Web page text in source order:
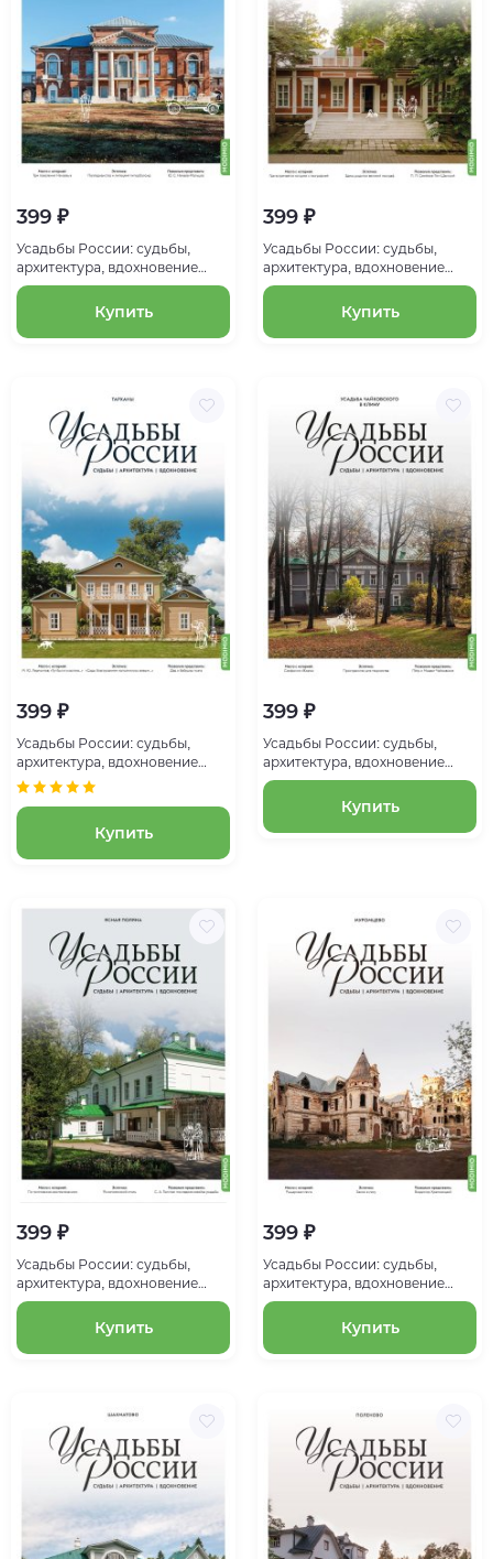
399 ₽
Усадьбы России: судьбы,
архитектура, вдохновение
№19, Усадьба Полибино
Купить
399 ₽
Усадьбы России: судьбы,
архитектура, вдохновение
№18, Усадьба Рязанка
Купить
399 ₽
Усадьбы России: судьбы,
архитектура, вдохновение
№17, Усадьба Тарханы
Купить
399 ₽
Усадьбы России: судьбы,
архитектура, вдохновение
№15, Усадьба Чайковского в
Купить
399 ₽
Усадьбы России: судьбы,
архитектура, вдохновение
№14, Усадьба Ясная Поляна
Купить
399 ₽
Усадьбы России: судьбы,
архитектура, вдохновение
№13, Усадьба Муромцево
Купить